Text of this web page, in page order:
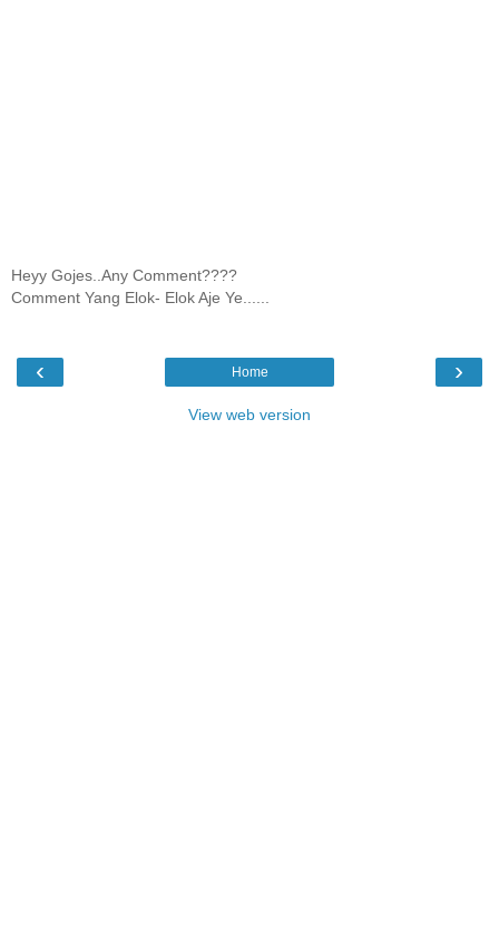
Heyy Gojes..Any Comment????
Comment Yang Elok- Elok Aje Ye......
‹ ›
Home
View web version